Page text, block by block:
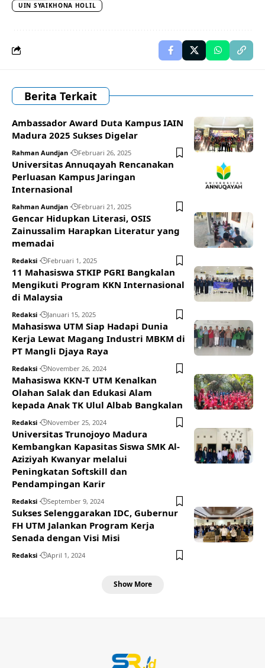
UIN SYAIKHONA HOLIL
Berita Terkait
Ambassador Award Duta Kampus IAIN
Madura 2025 Sukses Digelar
Rahman Aundjan Februari 26, 2025
Universitas Annuqayah Rencanakan
Perluasan Kampus Jaringan
Internasional
Rahman Aundjan Februari 21, 2025
Gencar Hidupkan Literasi, OSIS
Zainussalim Harapkan Literatur yang
memadai
Redaksi Februari 1, 2025
11 Mahasiswa STKIP PGRI Bangkalan
Mengikuti Program KKN Internasional
di Malaysia
Redaksi Januari 15, 2025
Mahasiswa UTM Siap Hadapi Dunia
Kerja Lewat Magang Industri MBKM di
PT Mangli Djaya Raya
Redaksi November 26, 2024
Mahasiswa KKN-T UTM Kenalkan
Olahan Salak dan Edukasi Alam
kepada Anak TK Ulul Albab Bangkalan
Redaksi November 25, 2024
Universitas Trunojoyo Madura
Kembangkan Kapasitas Siswa SMK Al-
Aziziyah Kwanyar melalui
Peningkatan Softskill dan
Pendampingan Karir
Redaksi September 9, 2024
Sukses Selenggarakan IDC, Gubernur
FH UTM Jalankan Program Kerja
Senada dengan Visi Misi
Redaksi April 1, 2024
Show More